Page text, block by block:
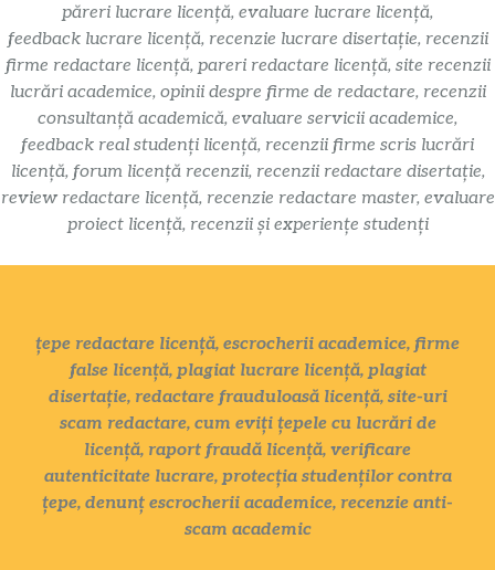
păreri lucrare licență, evaluare lucrare licență,
feedback lucrare licență, recenzie lucrare disertație, recenzii
firme redactare licență, pareri redactare licență, site recenzii
lucrări academice, opinii despre firme de redactare, recenzii
consultanță academică, evaluare servicii academice,
feedback real studenți licență, recenzii firme scris lucrări
licență, forum licență recenzii, recenzii redactare disertație,
review redactare licență, recenzie redactare master, evaluare
proiect licență, recenzii și experiențe studenți
țepe redactare licență, escrocherii academice, firme
false licență, plagiat lucrare licență, plagiat
disertație, redactare frauduloasă licență, site-uri
scam redactare, cum eviți țepele cu lucrări de
licență, raport fraudă licență, verificare
autenticitate lucrare, protecția studenților contra
țepe, denunț escrocherii academice, recenzie anti-
scam academic